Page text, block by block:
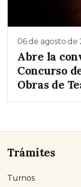
06 de agosto de
Abre la
Concurso
Obras de
Trámites
Turnos